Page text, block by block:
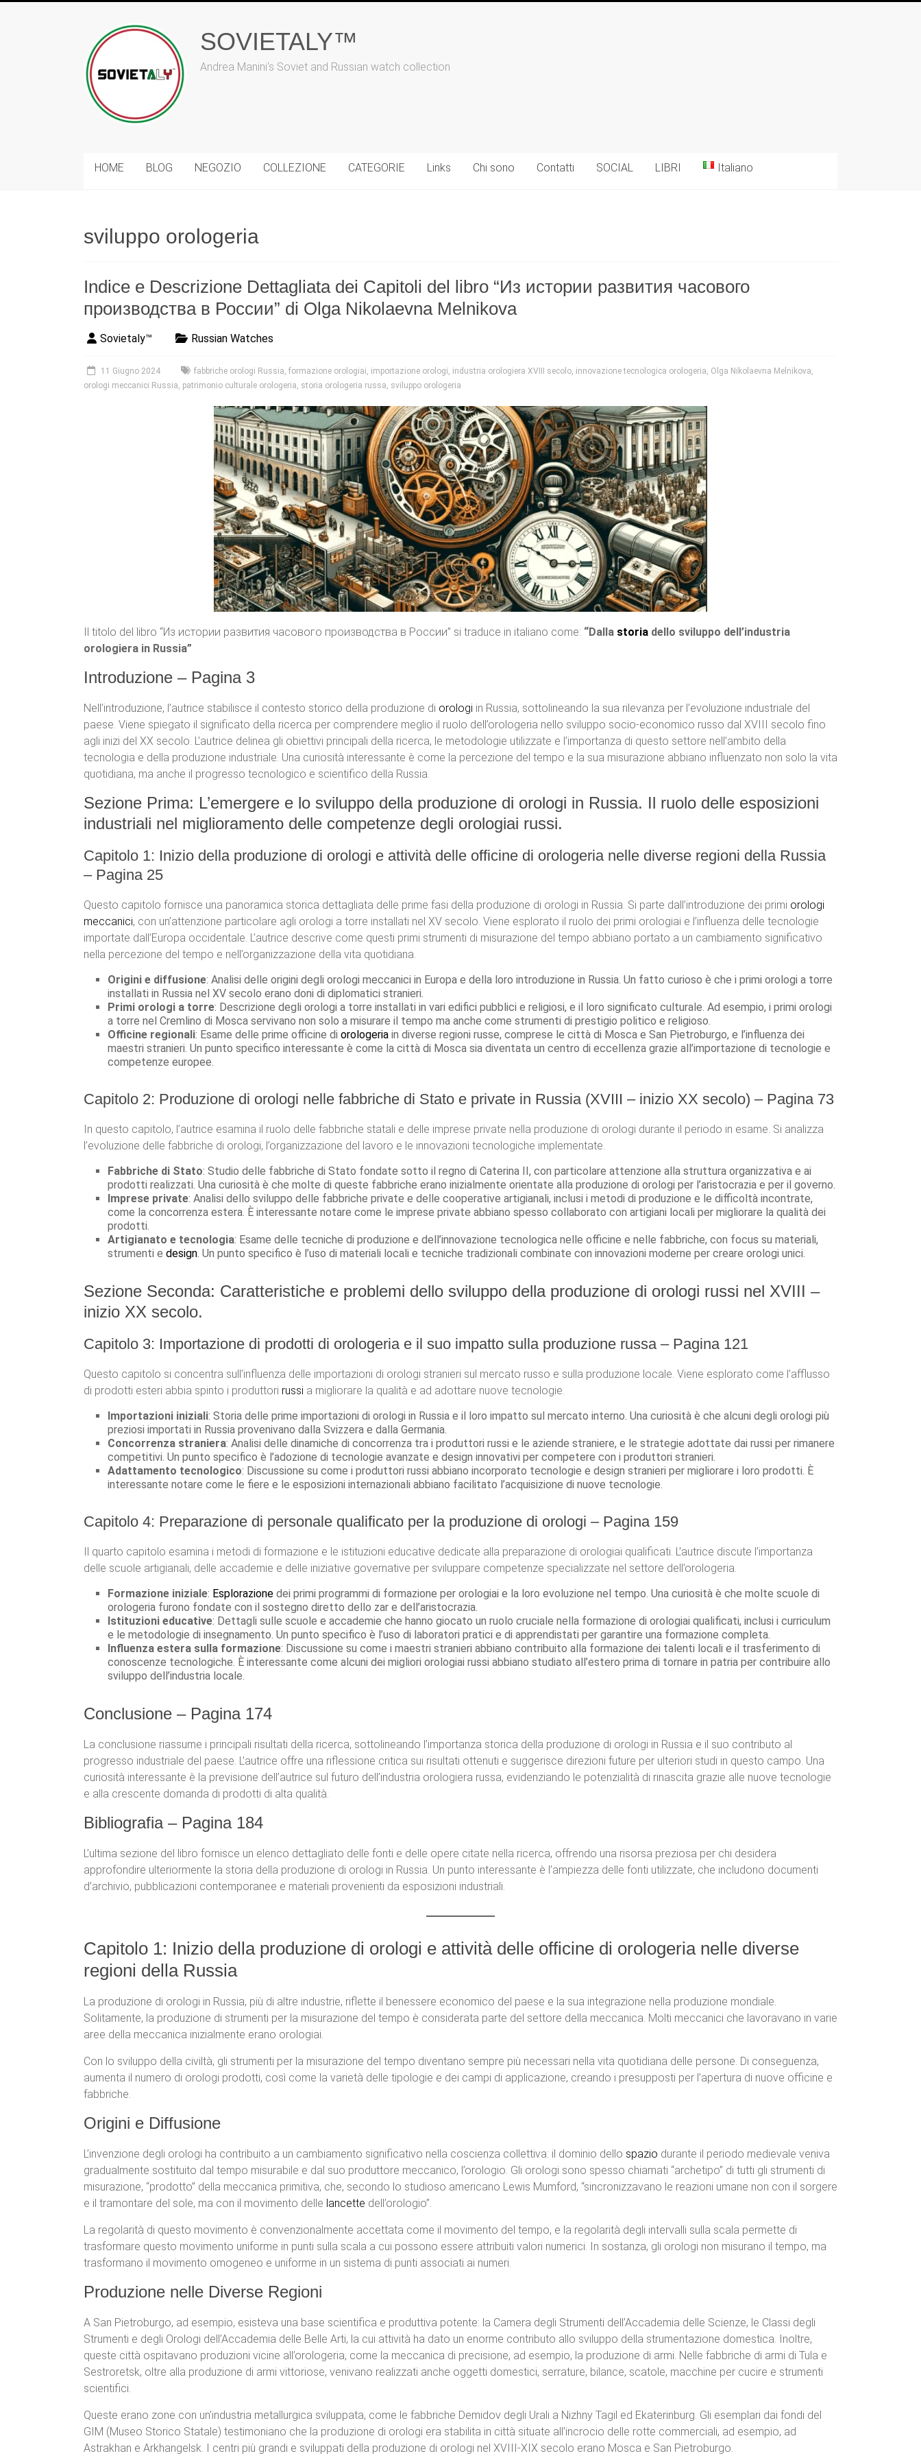
SOVIETALY™
Andrea Manini's Soviet and Russian watch collection
HOME BLOG NEGOZIO COLLEZIONE CATEGORIE Links Chi sono Contatti SOCIAL LIBRI Italiano
sviluppo orologeria
Indice e Descrizione Dettagliata dei Capitoli del libro “Из истории развития часового
производства в России” di Olga Nikolaevna Melnikova
Sovietaly™ Russian Watches
11 Giugno 2024 fabbriche orologi Russia, formazione orologiai, importazione orologi, industria orologiera XVIII secolo, innovazione tecnologica orologeria, Olga Nikolaevna Melnikova,
orologi meccanici Russia, patrimonio culturale orologeria, storia orologeria russa, sviluppo orologeria
Il titolo del libro “Из истории развития часового производства в России” si traduce in italiano come: “Dalla storia dello sviluppo dell’industria
orologiera in Russia”
Introduzione – Pagina 3
Nell’introduzione, l’autrice stabilisce il contesto storico della produzione di orologi in Russia, sottolineando la sua rilevanza per l’evoluzione industriale del
paese. Viene spiegato il significato della ricerca per comprendere meglio il ruolo dell’orologeria nello sviluppo socio-economico russo dal XVIII secolo fino
agli inizi del XX secolo. L’autrice delinea gli obiettivi principali della ricerca, le metodologie utilizzate e l’importanza di questo settore nell’ambito della
tecnologia e della produzione industriale. Una curiosità interessante è come la percezione del tempo e la sua misurazione abbiano influenzato non solo la vita
quotidiana, ma anche il progresso tecnologico e scientifico della Russia.
Sezione Prima: L’emergere e lo sviluppo della produzione di orologi in Russia. Il ruolo delle esposizioni
industriali nel miglioramento delle competenze degli orologiai russi.
Capitolo 1: Inizio della produzione di orologi e attività delle officine di orologeria nelle diverse regioni della Russia
– Pagina 25
Questo capitolo fornisce una panoramica storica dettagliata delle prime fasi della produzione di orologi in Russia. Si parte dall’introduzione dei primi orologi
meccanici, con un’attenzione particolare agli orologi a torre installati nel XV secolo. Viene esplorato il ruolo dei primi orologiai e l’influenza delle tecnologie
importate dall’Europa occidentale. L’autrice descrive come questi primi strumenti di misurazione del tempo abbiano portato a un cambiamento significativo
nella percezione del tempo e nell’organizzazione della vita quotidiana.
Origini e diffusione: Analisi delle origini degli orologi meccanici in Europa e della loro introduzione in Russia. Un fatto curioso è che i primi orologi a torre
installati in Russia nel XV secolo erano doni di diplomatici stranieri.
Primi orologi a torre: Descrizione degli orologi a torre installati in vari edifici pubblici e religiosi, e il loro significato culturale. Ad esempio, i primi orologi
a torre nel Cremlino di Mosca servivano non solo a misurare il tempo ma anche come strumenti di prestigio politico e religioso.
Officine regionali: Esame delle prime officine di orologeria in diverse regioni russe, comprese le città di Mosca e San Pietroburgo, e l’influenza dei
maestri stranieri. Un punto specifico interessante è come la città di Mosca sia diventata un centro di eccellenza grazie all’importazione di tecnologie e
competenze europee.
Capitolo 2: Produzione di orologi nelle fabbriche di Stato e private in Russia (XVIII – inizio XX secolo) – Pagina 73
In questo capitolo, l’autrice esamina il ruolo delle fabbriche statali e delle imprese private nella produzione di orologi durante il periodo in esame. Si analizza
l’evoluzione delle fabbriche di orologi, l’organizzazione del lavoro e le innovazioni tecnologiche implementate.
Fabbriche di Stato: Studio delle fabbriche di Stato fondate sotto il regno di Caterina II, con particolare attenzione alla struttura organizzativa e ai
prodotti realizzati. Una curiosità è che molte di queste fabbriche erano inizialmente orientate alla produzione di orologi per l’aristocrazia e per il governo.
Imprese private: Analisi dello sviluppo delle fabbriche private e delle cooperative artigianali, inclusi i metodi di produzione e le difficoltà incontrate,
come la concorrenza estera. È interessante notare come le imprese private abbiano spesso collaborato con artigiani locali per migliorare la qualità dei
prodotti.
Artigianato e tecnologia: Esame delle tecniche di produzione e dell’innovazione tecnologica nelle officine e nelle fabbriche, con focus su materiali,
strumenti e design. Un punto specifico è l’uso di materiali locali e tecniche tradizionali combinate con innovazioni moderne per creare orologi unici.
Sezione Seconda: Caratteristiche e problemi dello sviluppo della produzione di orologi russi nel XVIII –
inizio XX secolo.
Capitolo 3: Importazione di prodotti di orologeria e il suo impatto sulla produzione russa – Pagina 121
Questo capitolo si concentra sull’influenza delle importazioni di orologi stranieri sul mercato russo e sulla produzione locale. Viene esplorato come l’afflusso
di prodotti esteri abbia spinto i produttori russi a migliorare la qualità e ad adottare nuove tecnologie.
Importazioni iniziali: Storia delle prime importazioni di orologi in Russia e il loro impatto sul mercato interno. Una curiosità è che alcuni degli orologi più
preziosi importati in Russia provenivano dalla Svizzera e dalla Germania.
Concorrenza straniera: Analisi delle dinamiche di concorrenza tra i produttori russi e le aziende straniere, e le strategie adottate dai russi per rimanere
competitivi. Un punto specifico è l’adozione di tecnologie avanzate e design innovativi per competere con i produttori stranieri.
Adattamento tecnologico: Discussione su come i produttori russi abbiano incorporato tecnologie e design stranieri per migliorare i loro prodotti. È
interessante notare come le fiere e le esposizioni internazionali abbiano facilitato l’acquisizione di nuove tecnologie.
Capitolo 4: Preparazione di personale qualificato per la produzione di orologi – Pagina 159
Il quarto capitolo esamina i metodi di formazione e le istituzioni educative dedicate alla preparazione di orologiai qualificati. L’autrice discute l’importanza
delle scuole artigianali, delle accademie e delle iniziative governative per sviluppare competenze specializzate nel settore dell’orologeria.
Formazione iniziale: Esplorazione dei primi programmi di formazione per orologiai e la loro evoluzione nel tempo. Una curiosità è che molte scuole di
orologeria furono fondate con il sostegno diretto dello zar e dell’aristocrazia.
Istituzioni educative: Dettagli sulle scuole e accademie che hanno giocato un ruolo cruciale nella formazione di orologiai qualificati, inclusi i curriculum
e le metodologie di insegnamento. Un punto specifico è l’uso di laboratori pratici e di apprendistati per garantire una formazione completa.
Influenza estera sulla formazione: Discussione su come i maestri stranieri abbiano contribuito alla formazione dei talenti locali e il trasferimento di
conoscenze tecnologiche. È interessante come alcuni dei migliori orologiai russi abbiano studiato all’estero prima di tornare in patria per contribuire allo
sviluppo dell’industria locale.
Conclusione – Pagina 174
La conclusione riassume i principali risultati della ricerca, sottolineando l’importanza storica della produzione di orologi in Russia e il suo contributo al
progresso industriale del paese. L’autrice offre una riflessione critica sui risultati ottenuti e suggerisce direzioni future per ulteriori studi in questo campo. Una
curiosità interessante è la previsione dell’autrice sul futuro dell’industria orologiera russa, evidenziando le potenzialità di rinascita grazie alle nuove tecnologie
e alla crescente domanda di prodotti di alta qualità.
Bibliografia – Pagina 184
L’ultima sezione del libro fornisce un elenco dettagliato delle fonti e delle opere citate nella ricerca, offrendo una risorsa preziosa per chi desidera
approfondire ulteriormente la storia della produzione di orologi in Russia. Un punto interessante è l’ampiezza delle fonti utilizzate, che includono documenti
d’archivio, pubblicazioni contemporanee e materiali provenienti da esposizioni industriali.
Capitolo 1: Inizio della produzione di orologi e attività delle officine di orologeria nelle diverse
regioni della Russia
La produzione di orologi in Russia, più di altre industrie, riflette il benessere economico del paese e la sua integrazione nella produzione mondiale.
Solitamente, la produzione di strumenti per la misurazione del tempo è considerata parte del settore della meccanica. Molti meccanici che lavoravano in varie
aree della meccanica inizialmente erano orologiai.
Con lo sviluppo della civiltà, gli strumenti per la misurazione del tempo diventano sempre più necessari nella vita quotidiana delle persone. Di conseguenza,
aumenta il numero di orologi prodotti, così come la varietà delle tipologie e dei campi di applicazione, creando i presupposti per l’apertura di nuove officine e
fabbriche.
Origini e Diffusione
L’invenzione degli orologi ha contribuito a un cambiamento significativo nella coscienza collettiva: il dominio dello spazio durante il periodo medievale veniva
gradualmente sostituito dal tempo misurabile e dal suo produttore meccanico, l’orologio. Gli orologi sono spesso chiamati “archetipo” di tutti gli strumenti di
misurazione, “prodotto” della meccanica primitiva, che, secondo lo studioso americano Lewis Mumford, “sincronizzavano le reazioni umane non con il sorgere
e il tramontare del sole, ma con il movimento delle lancette dell’orologio”.
La regolarità di questo movimento è convenzionalmente accettata come il movimento del tempo, e la regolarità degli intervalli sulla scala permette di
trasformare questo movimento uniforme in punti sulla scala a cui possono essere attribuiti valori numerici. In sostanza, gli orologi non misurano il tempo, ma
trasformano il movimento omogeneo e uniforme in un sistema di punti associati ai numeri.
Produzione nelle Diverse Regioni
A San Pietroburgo, ad esempio, esisteva una base scientifica e produttiva potente: la Camera degli Strumenti dell’Accademia delle Scienze, le Classi degli
Strumenti e degli Orologi dell’Accademia delle Belle Arti, la cui attività ha dato un enorme contributo allo sviluppo della strumentazione domestica. Inoltre,
queste città ospitavano produzioni vicine all’orologeria, come la meccanica di precisione, ad esempio, la produzione di armi. Nelle fabbriche di armi di Tula e
Sestroretsk, oltre alla produzione di armi vittoriose, venivano realizzati anche oggetti domestici, serrature, bilance, scatole, macchine per cucire e strumenti
scientifici.
Queste erano zone con un’industria metallurgica sviluppata, come le fabbriche Demidov degli Urali a Nizhny Tagil ed Ekaterinburg. Gli esemplari dai fondi del
GIM (Museo Storico Statale) testimoniano che la produzione di orologi era stabilita in città situate all’incrocio delle rotte commerciali, ad esempio, ad
Astrakhan e Arkhangelsk. I centri più grandi e sviluppati della produzione di orologi nel XVIII-XIX secolo erano Mosca e San Pietroburgo.